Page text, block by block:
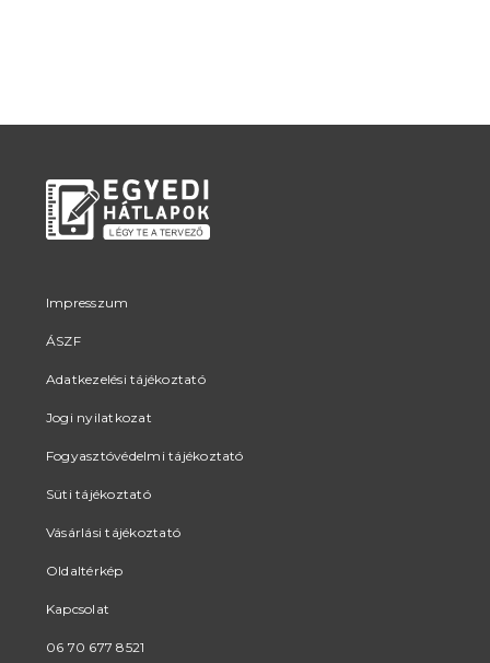
Impresszum
ÁSZF
Adatkezelési tájékoztató
Jogi nyilatkozat
Fogyasztóvédelmi tájékoztató
Süti tájékoztató
Vásárlási tájékoztató
Oldaltérkép
Kapcsolat
06 70 677 8521